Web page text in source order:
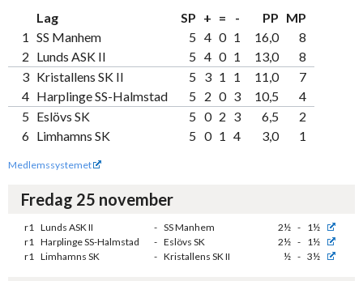
Lag SP + = - PP MP
1 SS Manhem 5 4 0 1 16,0
8
2 Lunds ASK II 5 4 0 1 13,0
8
3 Kristallens SK II 5 3 1 1 11,0
7
4 Harplinge SS-Halmstad 5 2 0 3 10,5
4
5 Eslövs SK 5 0 2 3 6,5
2
6 Limhamns SK 5 0 1 4 3,0 1
Medlemssystemet
Fredag 25 november
r1 Lunds ASK II - SS Manhem 2½ - 1½
r1 Harplinge SS-Halmstad - Eslövs SK 2½ - 1½
r1 Limhamns SK - Kristallens SK II ½ - 3½